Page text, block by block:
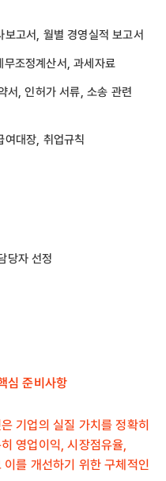
고서, 월별 경영실적 보고서
조정계산서, 과세자료
서, 인허가 서류, 소송 관련
대장, 취업규칙
당자 선정
심 준비사항
기업의 실질 가치를 정확히
영업이익, 시장점유율,
를 개선하기 위한 구체적인